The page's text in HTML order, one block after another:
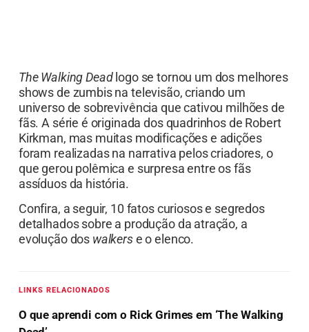
The Walking Deadlogo se tornou um dos melhores
shows de zumbis na televisão, criando um
universo de sobrevivência que cativou milhões de
fãs. A série é originada dos quadrinhos de Robert
Kirkman, mas muitas modificações e adições
foram realizadas na narrativa pelos criadores, o
que gerou polêmica e surpresa entre os fãs
assíduos da história.
Confira, a seguir, 10 fatos curiosos e segredos
detalhados sobre a produção da atração, a
evolução dos walkerse o elenco.
LINKS RELACIONADOS
O que aprendi com o Rick Grimes em ‘The Walking